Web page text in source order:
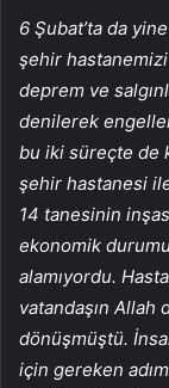
6 Şubat’ta da
şehir
deprem ve
denilerek
bu iki süreçte de
şehir hastanesi
14 tanesinin
ekonomik
alamıyordu.
vatandaşın Allah
dönüşmüştü.
için gereken